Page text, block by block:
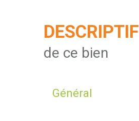
DESCRIPTIF
de ce bien
Général